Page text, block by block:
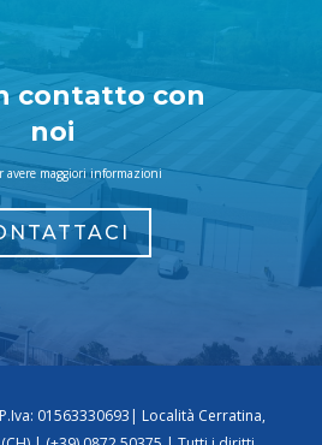
contatto con
noi
avere maggiori informazioni
01563330693| Località Cerratina,